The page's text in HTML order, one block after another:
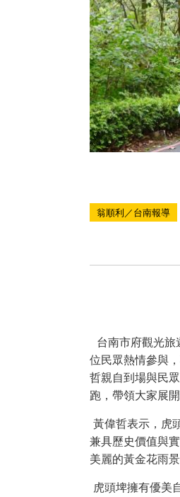
翁順利／台南報導
台南市府觀光旅
位民眾熱情參與
哲親自到場與民
跑，帶領大家展
黃偉哲表示，虎
兼具歷史價值與
美麗的黃金花雨
虎頭埤擁有優美